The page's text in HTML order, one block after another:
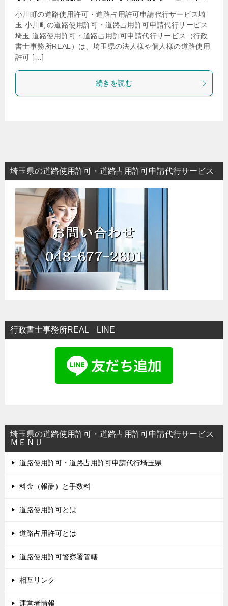
小川町の道路使用許可・道路占用許可申請代行サービス埼
玉 小川町の道路使用許可・道路占用許可申請代行サービス
埼玉 道路使用許可・道路占用許可申請代行サービス（行政
書士事務所REAL）は、埼玉県の法人様や個人様の道路使用
許可 […]
続きを読む
埼玉県の道路使用許可・道路占用許可申請代行サービス
行政書士事務所REAL LINE
埼玉県の道路使用許可・道路占用許可申請代行サービス
ＭＥＮＵ
道路使用許可・道路占用許可申請代行埼玉県
料金（報酬）と手数料
道路使用許可とは
道路占用許可とは
道路使用許可警察署管轄
相互リンク
運営者情報